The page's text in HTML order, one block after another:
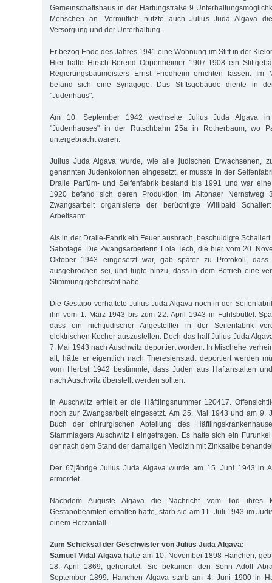
Gemeinschaftshaus in der Hartungstraße 9
Menschen an. Vermutlich nutzte auch Julius Juda Algava
Versorgung und der Unterhaltung.
Er bezog Ende des Jahres 1941 eine Wohnung im Stift in der
Hier hatte Hirsch Berend Oppenheimer 1907-1908 ein
Regierungsbaumeisters Ernst Friedheim errichten lassen. Im
befand sich eine Synagoge. Das Stiftsgebäude diente in
"Judenhaus".
Am 10. September 1942 wechselte Julius Juda Algava
"Judenhauses" in der Rutschbahn 25a in Rotherbaum, wo
untergebracht waren.
Julius Juda Algava wurde, wie alle jüdischen Erwachsenen,
genannten Judenkolonnen eingesetzt, er musste in der
Dralle Parfüm- und Seifenfabrik bestand bis 1991 und war
1920 befand sich deren Produktion im Altonaer Nernstweg
Zwangsarbeit organisierte der berüchtigte Willibald
Arbeitsamt.
Als in der Dralle-Fabrik ein Feuer ausbrach, beschuldigte
Sabotage. Die Zwangsarbeiterin Lola Tech, die hier vom 20.
Oktober 1943 eingesetzt war, gab später zu Protokoll,
ausgebrochen sei, und fügte hinzu, dass in dem Betrieb eine
Stimmung geherrscht habe.
Die Gestapo verhaftete Julius Juda Algava noch in der
ihn vom 1. März 1943 bis zum 22. April 1943 in Fuhlsbüttel.
dass ein nichtjüdischer Angestellter in der Seifenfabrik
elektrischen Kocher auszustellen. Doch das half Julius Juda
7. Mai 1943 nach Auschwitz deportiert worden. In Mischehe
alt, hätte er eigentlich nach Theresienstadt deportiert werden
vom Herbst 1942 bestimmte, dass Juden aus Haftanstalten
nach Auschwitz überstellt werden sollten.
In Auschwitz erhielt er die Häftlingsnummer 120417.
noch zur Zwangsarbeit eingesetzt. Am 25. Mai 1943 und am 9.
Buch der chirurgischen Abteilung des
Stammlagers Auschwitz I eingetragen. Es hatte sich ein
der nach dem Stand der damaligen Medizin mit Zinksalbe
Der 67jährige Julius Juda Algava wurde am 15. Juni 1943 in
ermordet.
Nachdem Auguste Algava die Nachricht vom Tod ihres
Gestapobeamten erhalten hatte, starb sie am 11. Juli 1943 im
einem Herzanfall.
Zum Schicksal der Geschwister von Julius Juda Algava:
Samuel Vidal Algava hatte am 10. November 1898 Hanchen,
18. April 1869, geheiratet. Sie bekamen den Sohn Adolf
September 1899. Hanchen Algava starb am 4. Juni 1900 in